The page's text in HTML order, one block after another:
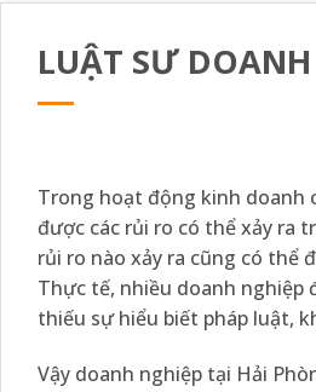
LUẬT SƯ
Trong hoạt động kinh doanh
được các rủi ro có thể xảy ra
rủi ro nào xảy ra cũng có thể
Thực tế, nhiều doanh nghiệp
thiếu sự hiểu biết pháp luật,
Vậy doanh nghiệp tại Hải